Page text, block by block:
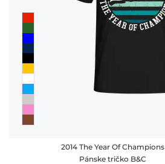
2014 The Year Of Champions
Pánske tričko B&C